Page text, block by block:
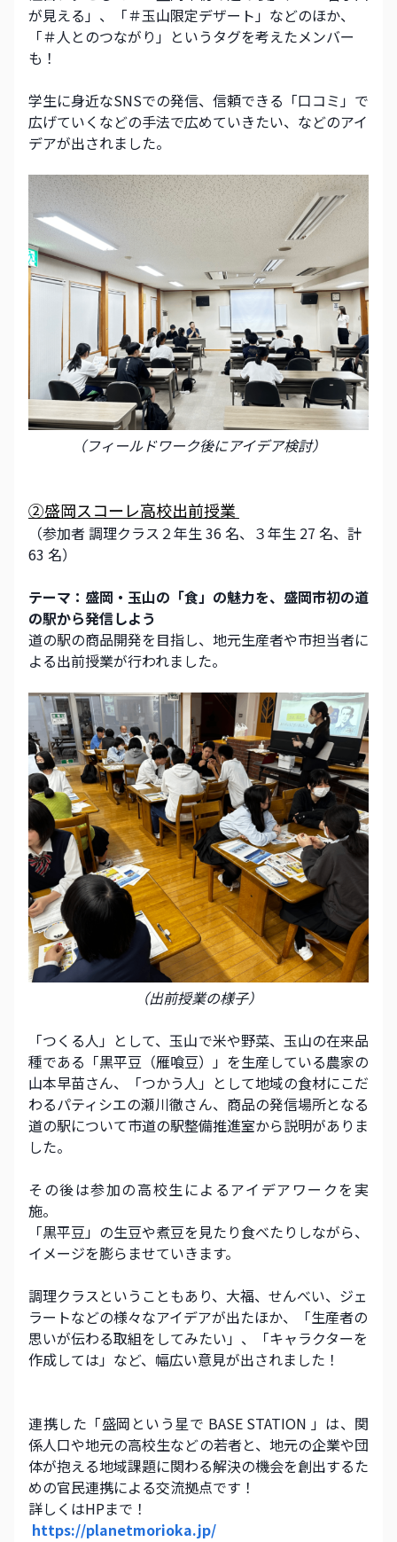
が見える」、「＃玉山限定デザート」などのほか、
「＃人とのつながり」というタグを考えたメンバー
も！
学生に身近なSNSでの発信、信頼できる「口コミ」で
広げていくなどの手法で広めていきたい、などのアイ
デアが出されました。
（フィールドワーク後にアイデア検討）
②盛岡スコーレ高校出前授業
（参加者 調理クラス２年生 36 名、３年生 27 名、計
63 名）
テーマ：盛岡・玉山の「食」の魅力を、盛岡市初の道
の駅から発信しよう
道の駅の商品開発を目指し、地元生産者や市担当者に
よる出前授業が行われました。
（出前授業の様子）
「つくる人」として、玉山で米や野菜、玉山の在来品
種である「黒平豆（雁喰豆）」を生産している農家の
山本早苗さん、「つかう人」として地域の食材にこだ
わるパティシエの瀬川徹さん、商品の発信場所となる
道の駅について市道の駅整備推進室から説明がありま
した。
その後は参加の高校生によるアイデアワークを実
施。
「黒平豆」の生豆や煮豆を見たり食べたりしながら、
イメージを膨らませていきます。
調理クラスということもあり、大福、せんべい、ジェ
ラートなどの様々なアイデアが出たほか、「生産者の
思いが伝わる取組をしてみたい」、「キャラクターを
作成しては」など、幅広い意見が出されました！
連携した「盛岡という星で BASE STATION 」は、関
係人口や地元の高校生などの若者と、地元の企業や団
体が抱える地域課題に関わる解決の機会を創出するた
めの官民連携による交流拠点です！
詳しくはHPまで！
https://planetmorioka.jp/